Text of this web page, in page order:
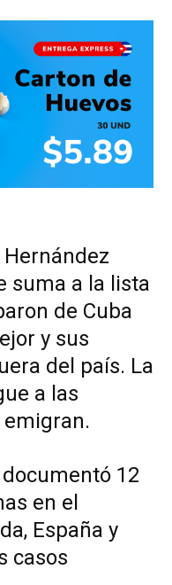
suma a la lista
de Cuba
y sus
del país. La
a las
documentó 12
en el
España y
casos